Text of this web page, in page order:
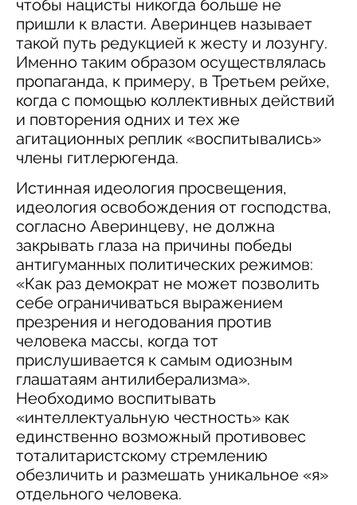
чтобы нацисты никогда больше не
пришли к власти. Аверинцев называет
такой путь редукцией к жесту и лозунгу.
Именно таким образом осуществлялась
пропаганда, к примеру, в Третьем рейхе,
когда с помощью коллективных действий
и повторения одних и тех же
агитационных реплик «воспитывались»
члены гитлерюгенда.
Истинная идеология просвещения,
идеология освобождения от господства,
согласно Аверинцеву, не должна
закрывать глаза на причины победы
антигуманных политических режимов:
«Как раз демократ не может позволить
себе ограничиваться выражением
презрения и негодования против
человека массы, когда тот
прислушивается к самым одиозным
глашатаям антилиберализма».
Необходимо воспитывать
«интеллектуальную честность» как
единственно возможный противовес
тоталитаристскому стремлению
обезличить и размешать уникальное «я»
отдельного человека.